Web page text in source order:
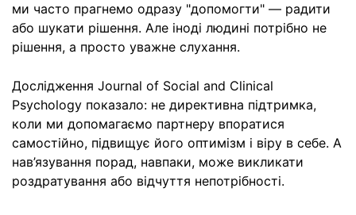
ми часто прагнемо одразу "допомогти" — радити
або шукати рішення. Але іноді людині потрібно не
рішення, а просто уважне слухання.
Дослідження Journal of Social and Clinical
Psychology показало: не директивна підтримка,
коли ми допомагаємо партнеру впоратися
самостійно, підвищує його оптимізм і віру в себе. А
нав’язування порад, навпаки, може викликати
роздратування або відчуття непотрібності.